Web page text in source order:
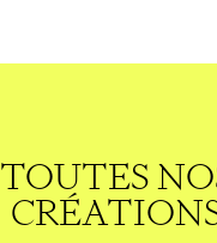
TOUTES